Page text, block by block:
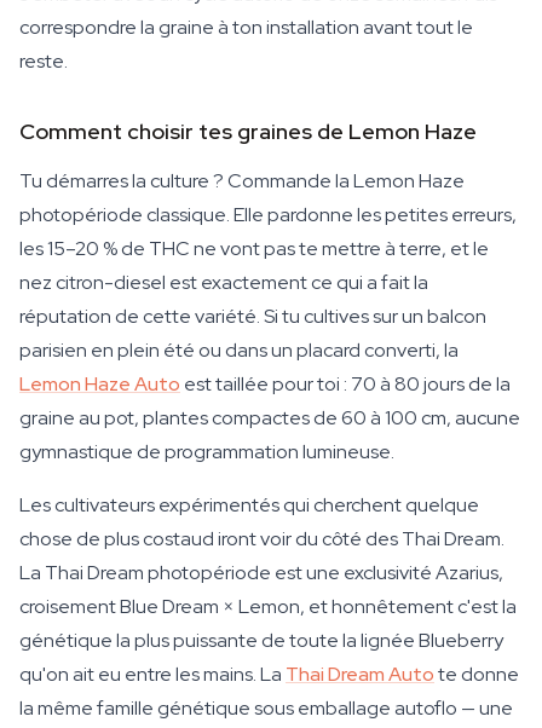
correspondre la graine à ton installation avant tout le
reste.
Comment choisir tes graines de Lemon Haze
Tu démarres la culture ? Commande la Lemon Haze
photopériode classique. Elle pardonne les petites erreurs,
les 15–20 % de THC ne vont pas te mettre à terre, et le
nez citron-diesel est exactement ce qui a fait la
réputation de cette variété. Si tu cultives sur un balcon
parisien en plein été ou dans un placard converti, la
Lemon Haze Auto est taillée pour toi : 70 à 80 jours de la
graine au pot, plantes compactes de 60 à 100 cm, aucune
gymnastique de programmation lumineuse.
Les cultivateurs expérimentés qui cherchent quelque
chose de plus costaud iront voir du côté des Thai Dream.
La Thai Dream photopériode est une exclusivité Azarius,
croisement Blue Dream × Lemon, et honnêtement c'est la
génétique la plus puissante de toute la lignée Blueberry
qu'on ait eu entre les mains. La Thai Dream Autote donne
la même famille génétique sous emballage autoflo — une